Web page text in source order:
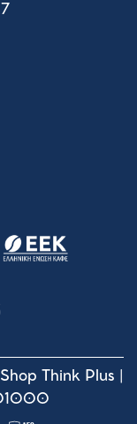
Think Plus